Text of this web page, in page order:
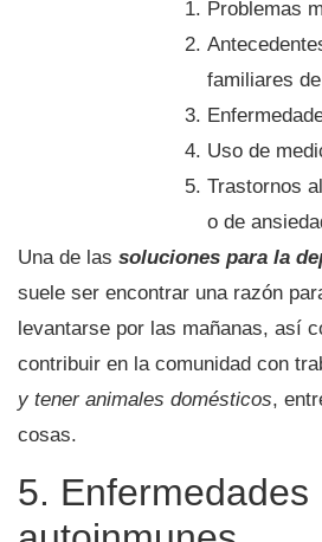
Problemas
familiares
Uso de
Trastornos
o de
Una de las soluciones para la
suele ser encontrar una razón
levantarse por las mañanas, así
contribuir en la comunidad con
y tener animales domésticos,
cosas.
5. Enfermedades